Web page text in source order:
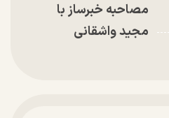
مصاحبه خبرساز با
مجید واشقانی